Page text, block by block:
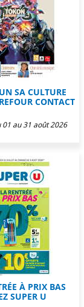
SA CULTURE
CONTACT
01 au 31 août 2026
À PRIX BAS
SUPER U